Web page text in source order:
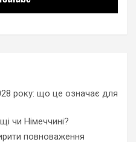
року: що це означає для
чи Німеччині?
повноваження